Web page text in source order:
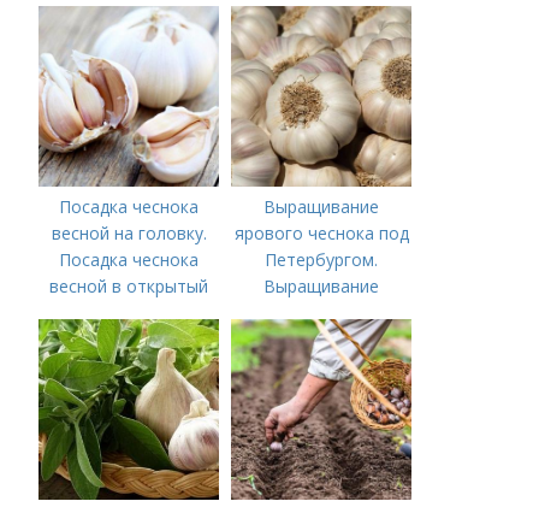
открытом грунте
лучше делать
Посадка чеснока
весной на головку.
Посадка чеснока
весной в открытый
Выращивание
ярового чеснока под
Петербургом.
Выращивание
важных моментов